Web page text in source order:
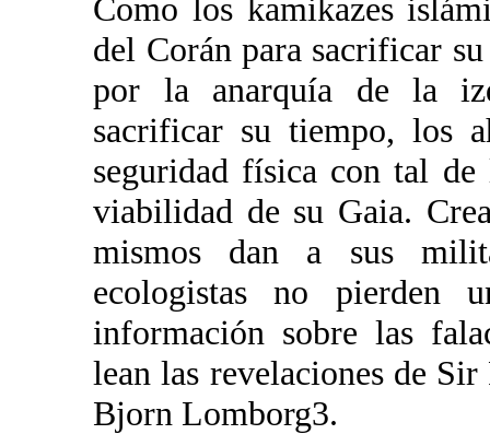
Como los kamikazes
del Corán para sacrificar
por la anarquía de la
sacrificar su tiempo, los
seguridad física con tal
viabilidad de su Gaia.
mismos dan a sus
ecologistas no pierden
información sobre las
lean las revelaciones de
Bjorn Lomborg3.